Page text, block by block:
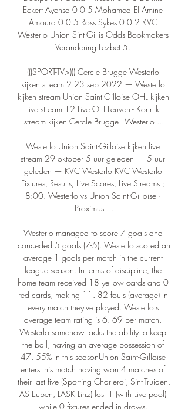
Eckert Ayensa 0 0 5 Mohamed El Amine
Amoura 0 0 5 Ross Sykes 0 0 2 KVC
Westerlo Union Sint-Gillis Odds Bookmakers
Verandering Fezbet 5.
(((SPORT-TV>))) Cercle Brugge Westerlo
kijken stream 2 23 sep 2022 — Westerlo
kijken stream Union Saint-Gilloise OHL kijken
live stream 12 Live OH Leuven - Kortrijk
stream kijken Cercle Brugge - Westerlo ...
Westerlo Union Saint-Gilloise kijken live
stream 29 oktober 5 uur geleden — 5 uur
geleden — KVC Westerlo KVC Westerlo
Fixtures, Results, Live Scores, Live Streams ;
8:00. Westerlo vs Union Saint-Gilloise ·
Proximus ...
Westerlo managed to score 7 goals and
conceded 5 goals (7-5). Westerlo scored an
average 1 goals per match in the current
league season. In terms of discipline, the
home team received 18 yellow cards and 0
red cards, making 11. 82 fouls (average) in
every match they've played. Westerlo's
average team rating is 6. 69 per match.
Westerlo somehow lacks the ability to keep
the ball, having an average possession of
47. 55% in this seasonUnion Saint-Gilloise
enters this match having won 4 matches of
their last five (Sporting Charleroi, Sint-Truiden,
AS Eupen, LASK Linz) lost 1 (with Liverpool)
while 0 fixtures ended in draws.